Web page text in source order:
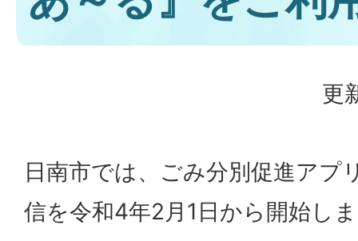
更
日南市では、ごみ分別促進アプ
信を令和4年2月1日から開始し